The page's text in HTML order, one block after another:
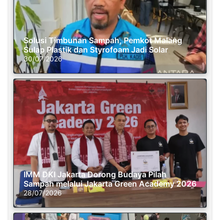
Solusi Timbunan Sampah, Pemkot Malang
Sulap Plastik dan Styrofoam Jadi Solar
30/07/2026
IMM DKI Jakarta Dorong Budaya Pilah
Sampah melalui Jakarta Green Academy 2026
28/07/2026